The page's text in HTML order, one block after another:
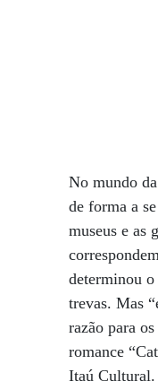
No mundo
de forma a
museus e as
determinou
trevas. Mas
razão para
romance
Itaú Cultural.